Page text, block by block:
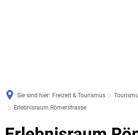
Sie sind hier: Freizeit & Tourismus
Erlebnisraum Römerstrasse
Erlebnisraum